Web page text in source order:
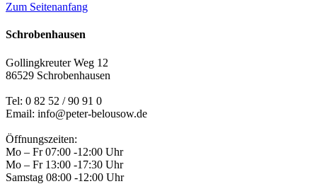
Zum Seitenanfang
Schrobenhausen
Gollingkreuter Weg 12
86529 Schrobenhausen
Tel: 0 82 52 / 90 91 0
Email: info@peter-belousow.de
Öffnungszeiten:
Mo – Fr 07:00 -12:00 Uhr
Mo – Fr 13:00 -17:30 Uhr
Samstag 08:00 -12:00 Uhr